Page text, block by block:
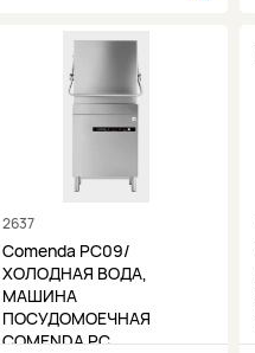
2637
Comenda PC09/
ХОЛОДНАЯ ВОДА,
МАШИНА
ПОСУДОМОЕЧНАЯ
COMENDA PC…